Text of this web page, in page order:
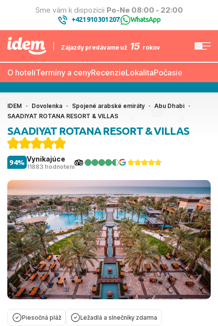
Sme vám k dispozícii Po-Ne 08:00 - 22:00
+421 910 301 207| WhatsApp
Zájazdy predávame už 15 rokov
O hoteliTermíny a cenyRecenzieLokalitaPočasie
IDEM Dovolenka Spojené arabské emiráty
Abu Dhabi
SAADIYAT ROTANA RESORT & VILLAS
SAADIYAT ROTANA RESORT & VILLAS
Vynikajúce
11883 hodnotení
94%
Piesočná pláž Ležadlá a slnečníky zdarma